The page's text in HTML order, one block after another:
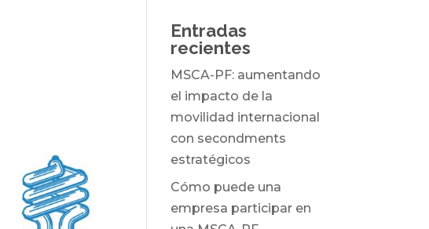
Entradas
recientes
MSCA-PF: aumentando
el impacto de la
movilidad internacional
con secondments
estratégicos
Cómo puede una
empresa participar en